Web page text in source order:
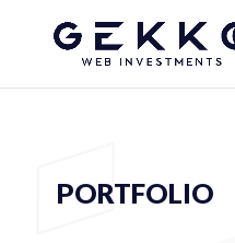
PORTFOLIO